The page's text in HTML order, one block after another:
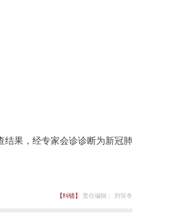
果，经专家会诊诊断为新冠肺
【纠错】 责任编辑： 刘笑冬